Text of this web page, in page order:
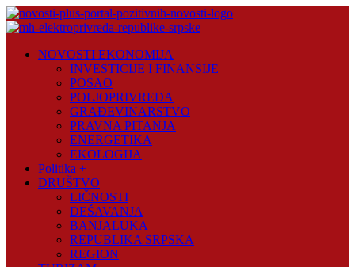
Skip
to
Plus
NOVOSTI EKONOMIJA
INVESTICIJE I FINANSIJE
POSAO
POLJOPRIVREDA
GRAĐEVINARSTVO
PRAVNA PITANJA
ENERGETIKA
EKOLOGIJA
Politika +
DRUŠTVO
LIČNOSTI
DEŠAVANJA
BANJALUKA
REPUBLIKA SRPSKA
REGION